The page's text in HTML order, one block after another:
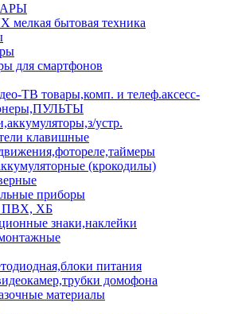
мелкая бытовая техника
для смартфонов
ТВ товары,комп. и телеф.аксесс-
устр.
клавишные
(крокодилы)
приборы
ПВХ, ХБ
знаки,наклейки
питания
домофона
материалы